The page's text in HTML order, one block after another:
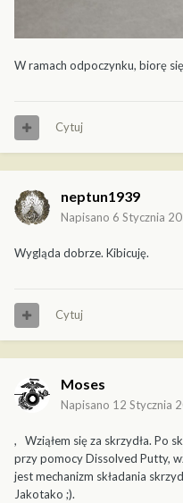
W ramach odpoczynku, biorę
Cytuj
neptun1939
Napisano 6 Stycznia
Wygląda dobrze. Kibicuję.
Cytuj
Moses
Napisano 12 Stycznia
, Wziąłem się za skrzydła. Po
przy pomocy Dissolved Putty,
jest mechanizm składania
Jakotako ;).